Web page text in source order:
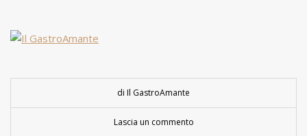
di Il GastroAmante
Lascia un commento